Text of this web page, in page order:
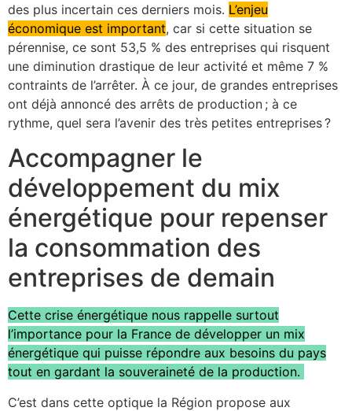
des plus incertain ces derniers mois. L’enjeu
économique est important, car si cette situation se
pérennise, ce sont 53,5 % des entreprises qui risquent
une diminution drastique de leur activité et même 7 %
contraints de l’arrêter. À ce jour, de grandes entreprises
ont déjà annoncé des arrêts de production ; à ce
rythme, quel sera l’avenir des très petites entreprises ?
Accompagner le
développement du mix
énergétique pour repenser
la consommation des
entreprises de demain
Cette crise énergétique nous rappelle surtout
l’importance pour la France de développer un mix
énergétique qui puisse répondre aux besoins du pays
tout en gardant la souveraineté de la production.
C’est dans cette optique la Région propose aux